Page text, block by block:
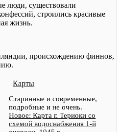
люди, существовали
строились красивые
жизнь.
происхождению финнов,
Карты
Старинные и современные,
подробные и не очень.
Новое: Карта г. Териоки со
схемой водоснабжения 1-й